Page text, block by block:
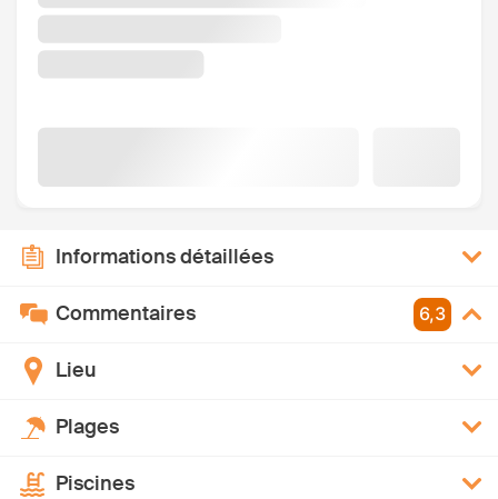
Informations détaillées
Commentaires 6,3
Lieu
Plages
Piscines